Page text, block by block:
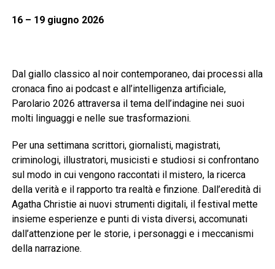
16 – 19 giugno 2026
Dal giallo classico al noir contemporaneo, dai processi alla
cronaca fino ai podcast e all’intelligenza artificiale,
Parolario 2026 attraversa il tema dell’indagine nei suoi
molti linguaggi e nelle sue trasformazioni.
Per una settimana scrittori, giornalisti, magistrati,
criminologi, illustratori, musicisti e studiosi si confrontano
sul modo in cui vengono raccontati il mistero, la ricerca
della verità e il rapporto tra realtà e finzione. Dall’eredità di
Agatha Christie ai nuovi strumenti digitali, il festival mette
insieme esperienze e punti di vista diversi, accomunati
dall’attenzione per le storie, i personaggi e i meccanismi
della narrazione.